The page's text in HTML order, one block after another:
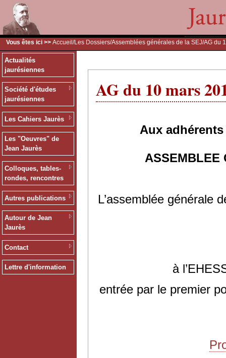
Vous êtes ici >> Accueil /Les Dossiers/Assemblées générales de la SEJ/AG du
Actualités
jaurésiennes
Société d'études
jaurésiennes
Les Cahiers Jaurès
Les "Oeuvres" de
Jean Jaurès
Colloques, tables-
rondes, rencontres
Autres publications
Autour de Jean
Jaurès
Contact
Lettre d'information
AG du 10 mars
Aux
ASSEMBLEE
L’assemblée générale
à
entrée par le premier